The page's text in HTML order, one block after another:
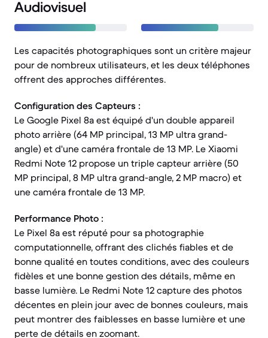
Audiovisuel
Les capacités photographiques sont un critère majeur
pour de nombreux utilisateurs, et les deux téléphones
offrent des approches différentes.
Configuration des Capteurs :
Le Google Pixel 8a est équipé d'un double appareil
photo arrière (64 MP principal, 13 MP ultra grand-
angle) et d'une caméra frontale de 13 MP. Le Xiaomi
Redmi Note 12 propose un triple capteur arrière (50
MP principal, 8 MP ultra grand-angle, 2 MP macro) et
une caméra frontale de 13 MP.
Performance Photo :
Le Pixel 8a est réputé pour sa photographie
computationnelle, offrant des clichés fiables et de
bonne qualité en toutes conditions, avec des couleurs
fidèles et une bonne gestion des détails, même en
basse lumière. Le Redmi Note 12 capture des photos
décentes en plein jour avec de bonnes couleurs, mais
peut montrer des faiblesses en basse lumière et une
perte de détails en zoomant.